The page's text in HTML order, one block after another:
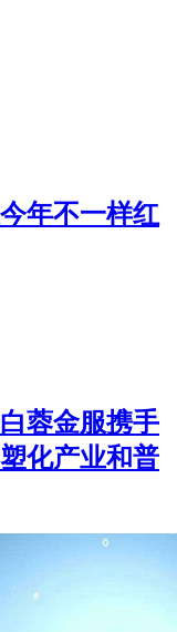
年不一样红
蓉金服携手
化产业和普